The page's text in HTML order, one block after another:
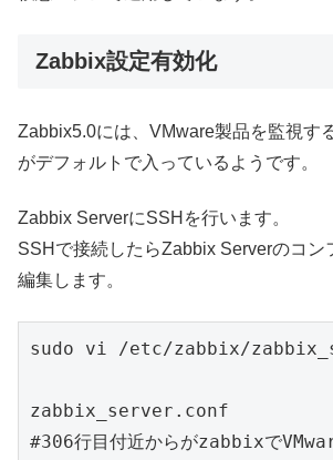
Zabbix設定有効化
Zabbix5.0には、VMware製品を監視す
がデフォルトで入っているようです。
Zabbix ServerにSSHを行います。
SSHで接続したらZabbix Serverのコン
編集します。
sudo vi /etc/zabbix/
zabbix_server.conf
#306行目付近からがzabbixで